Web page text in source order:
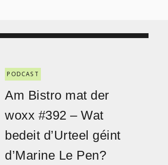
PODCAST
Am Bistro mat der
woxx #392 – Wat
bedeit d’Urteel géint
d’Marine Le Pen?